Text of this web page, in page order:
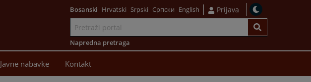
Bosanski Hrvatski Srpski Српски English Prijava
Napredna pretraga
Javne nabavke Kontakt